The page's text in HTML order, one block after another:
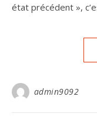
état précédent »,
admin9092